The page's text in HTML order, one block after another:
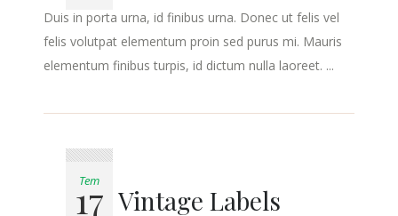
Duis in porta urna, id finibus urna. Donec ut felis vel
felis volutpat elementum proin sed purus mi. Mauris
elementum finibus turpis, id dictum nulla laoreet. ...
Tem
17 Vintage Labels